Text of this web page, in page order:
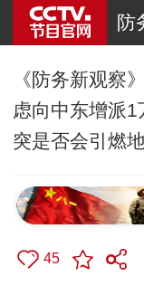
防
《防务新观察
虑向中东增派
突是否会引燃
45